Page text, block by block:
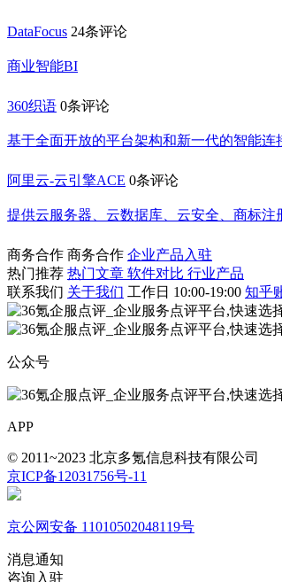
DataFocus 24条评论
商业智能BI
360织语 0条评论
基于全面开放的平台架构和新一代的智能连
阿里云-云引擎ACE 0条评论
提供云服务器、云数据库、云安全、商标
商务合作 商务合作 企业产品入驻
热门推荐 热门文章 软件对比 行业产品
联系我们 关于我们 工作日 10:00-19:00 知乎
公众号
APP
© 2011~2023 北京多氪信息科技有限公司
京ICP备12031756号-11
京公网安备 11010502048119号
消息通知
咨询入驻